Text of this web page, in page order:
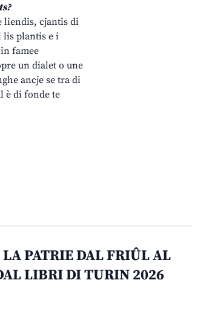
liendis, cjantis di
lis plantis e i
famee
un dialet o une
ancje se tra di
è di fonde te
LA PATRIE DAL FRIÛL AL
LIBRI DI TURIN 2026